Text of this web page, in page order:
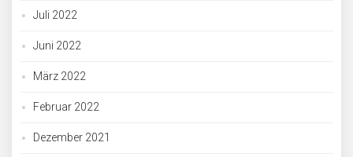
Juli 2022
Juni 2022
März 2022
Februar 2022
Dezember 2021